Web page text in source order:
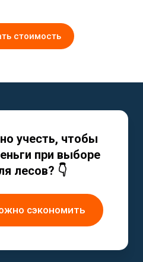
стоимость
учесть, чтобы
при выборе
лесов? 👇
сэкономить